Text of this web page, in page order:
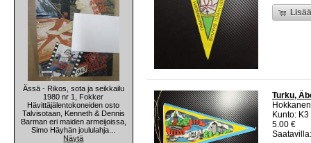
Ässä - Rikos, sota ja seikkailu
1980 nr 1, Fokker
Hävittäjälentokoneiden osto
Talvisotaan, Kenneth & Dennis
Barman eri maiden armeijoissa,
Simo Häyhän joululahja...
Näytä
Turku,
Kunto:
5.00 €